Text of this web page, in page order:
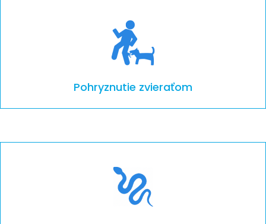
Pohryznutie zvieraťom